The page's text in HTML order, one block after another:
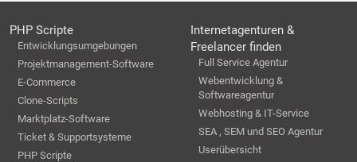
PHP Scripte
Entwicklungsumgebungen
Projektmanagement-Software
E-Commerce
Clone-Scripts
Marktplatz-Software
Ticket & Supportsysteme
PHP Scripte
Internetagenturen &
Freelancer finden
Full Service Agentur
Webentwicklung &
Softwareagentur
Webhosting & IT-Service
SEA , SEM und SEO Agentur
Userübersicht